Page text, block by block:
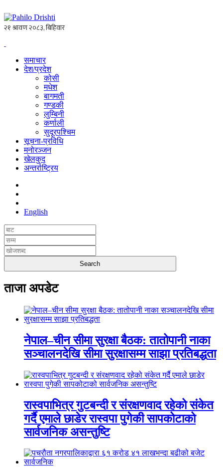
समाचार
देश/प्रदेश
कोसी
मधेश
बागमती
गण्डकी
लुम्बिनी
कर्णाली
सुदूरपश्चिम
सूचना-प्रविधि
मनोरञ्जन
खेलकुद
अन्तर्राष्ट्रिय
English
ताजा अपडेट
नेपाल–चीन सीमा सुरक्षा बैठक: तातोपानी नाका
सञ्चालनदेखि सीमा सुरक्षासम्म साझा प्रतिबद्धता
रास्वपाभित्र गुटबन्दी र संरक्षणवाद रहेको संकेत
गर्दै एमाले छाडेर रास्वपा पुगेकी सापकोटाको
सार्वजनिक असन्तुष्टि